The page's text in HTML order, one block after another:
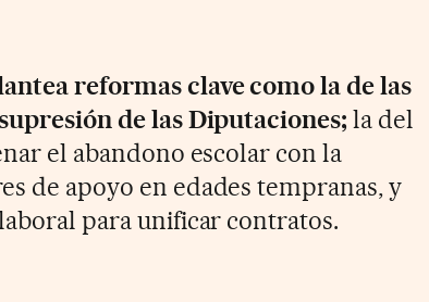
reformas clave como la de las
de las Diputaciones; la del
el abandono escolar con la
de apoyo en edades tempranas, y
para unificar contratos.